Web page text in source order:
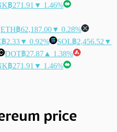
฿271.91 ▼ 1.46%
ETH฿62,187.00▼ 0.28%
฿2.33▼ 0.92% SOL฿2,456.52 ▼
DOT฿27.87 ▲ 1.38%
฿271.91 ▼ 1.46%
price